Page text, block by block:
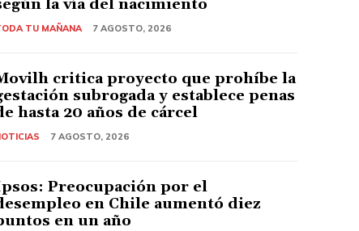
la vía del nacimiento
TU MAÑANA 7 AGOSTO, 2026
critica proyecto que prohíbe la
subrogada y establece penas
hasta 20 años de cárcel
7 AGOSTO, 2026
Preocupación por el
en Chile aumentó diez
en un año